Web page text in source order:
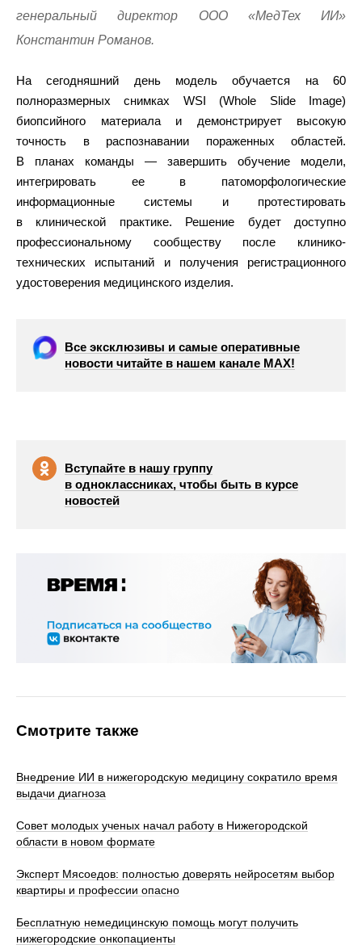
генеральный директор ООО «МедТех ИИ»
Константин Романов.
На сегодняшний день модель обучается на 60
полноразмерных снимках WSI (Whole Slide Image)
биопсийного материала и демонстрирует высокую
точность в распознавании пораженных областей.
В планах команды — завершить обучение модели,
интегрировать ее в патоморфологические
информационные системы и протестировать
в клинической практике. Решение будет доступно
профессиональному сообществу после клинико-
технических испытаний и получения регистрационного
удостоверения медицинского изделия.
Все эксклюзивы и самые оперативные
новости читайте в нашем канале МАХ!
Вступайте в нашу группу
в одноклассниках, чтобы быть в курсе
новостей
Смотрите также
Внедрение ИИ в нижегородскую медицину сократило время
выдачи диагноза
Совет молодых ученых начал работу в Нижегородской
области в новом формате
Эксперт Мясоедов: полностью доверять нейросетям выбор
квартиры и профессии опасно
Бесплатную немедицинскую помощь могут получить
нижегородские онкопациенты